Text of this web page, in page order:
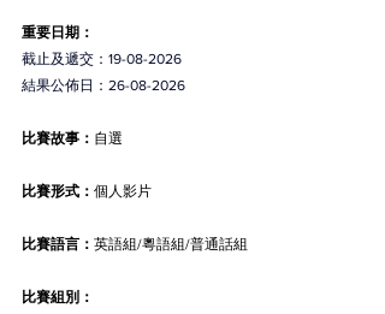
重要日期：
截止及遞交：19-08-2026
結果公佈日：26-08-2026
比賽故事： 自選
比賽形式： 個人影片
比賽語言： 英語組/粵語組/普通話組
比賽組別：